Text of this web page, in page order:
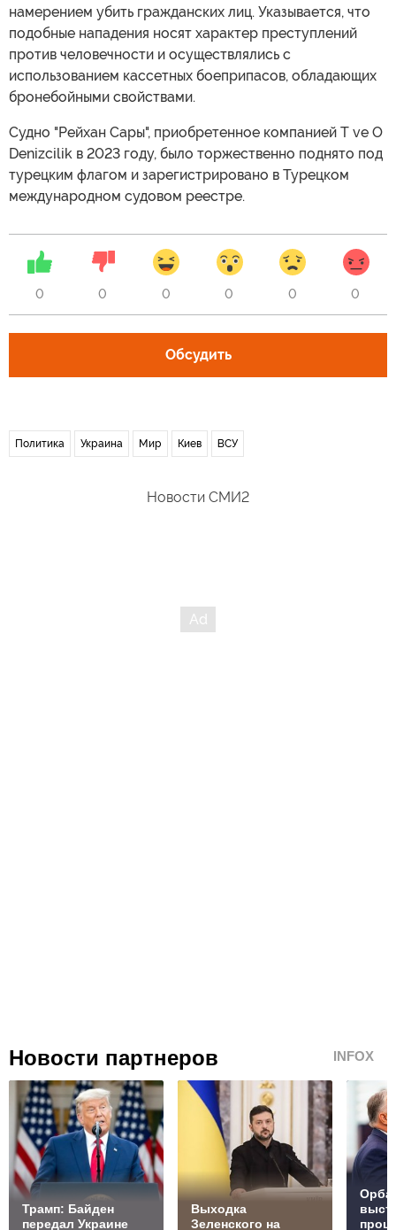
намерением убить гражданских лиц. Указывается, что
подобные нападения носят характер преступлений
против человечности и осуществлялись с
использованием кассетных боеприпасов, обладающих
бронебойными свойствами.
Судно "Рейхан Сары", приобретенное компанией T ve O
Denizcilik в 2023 году, было торжественно поднято под
турецким флагом и зарегистрировано в Турецком
международном судовом реестре.
0 0 0 0 0 0
Обсудить
Политика Украина Мир Киев ВСУ
Новости СМИ2
Новости партнеров INFOX
Трамп: Байден
передал Украине
Выходка
Зеленского на